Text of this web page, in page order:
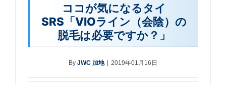
ココが気になるタイ
SRS「VIOライン（会陰）の
脱毛は必要ですか？」
By JWC 加地 2019年01月16日